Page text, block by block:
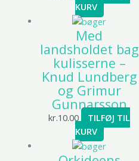
KURV
Med
landsholdet bag
kulisserne –
Knud Lundberg
og Grimur
Gunnarsson
kr.10.00
TILFØJ TIL
KURV